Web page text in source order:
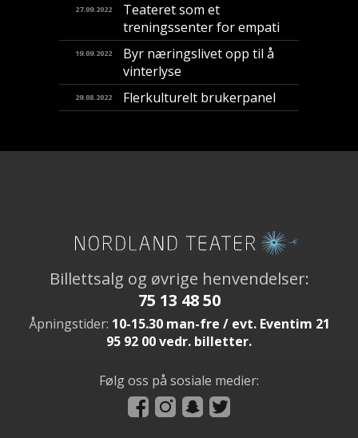
27.09.2022
Teateret som et
treningssenter for empati
19.09.2022
Byr næringslivet opp til å
vinterlyse
29.08.2022 Flerkulturelt brukerpanel
Billettsalg og øvrige henvendelser:
75 13 48 50
Åpningstider: 10-15.30 man-fre / evt. Eventim 21
95 92 00 vedr. billetter.
Følg oss på sosiale medier: